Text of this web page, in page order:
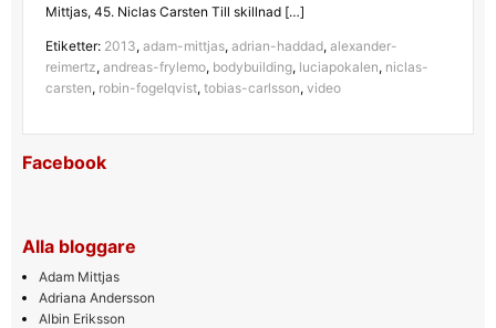
Mittjas, 45. Niclas Carsten Till skillnad […]
Etiketter: 2013, adam-mittjas, adrian-haddad, alexander-
reimertz, andreas-frylemo, bodybuilding, luciapokalen, niclas-
carsten, robin-fogelqvist, tobias-carlsson, video
Facebook
Alla bloggare
Adam Mittjas
Adriana Andersson
Albin Eriksson